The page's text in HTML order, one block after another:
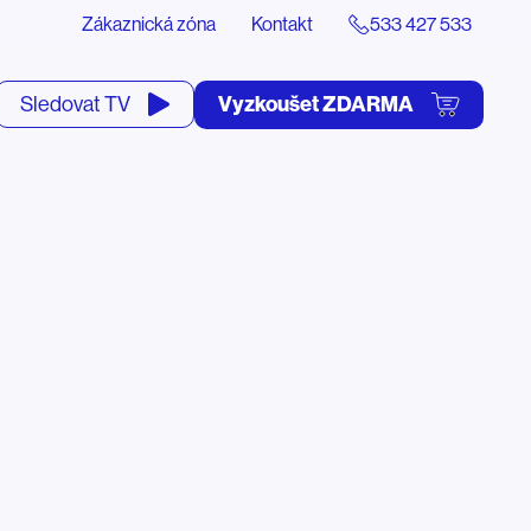
Zákaznická zóna Kontakt 533 427 533
Sledovat TV Vyzkoušet ZDARMA